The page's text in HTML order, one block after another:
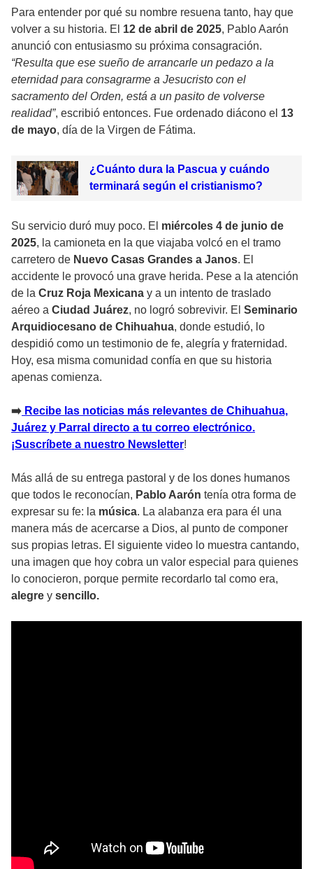
Para entender por qué su nombre resuena tanto, hay que
volver a su historia. El 12 de abril de 2025, Pablo Aarón
anunció con entusiasmo su próxima consagración.
“Resulta que ese sueño de arrancarle un pedazo a la
eternidad para consagrarme a Jesucristo con el
sacramento del Orden, está a un pasito de volverse
realidad”, escribió entonces. Fue ordenado diácono el 13
de mayo, día de la Virgen de Fátima.
¿Cuánto dura la Pascua y cuándo
terminará según el cristianismo?
Su servicio duró muy poco. El miércoles 4 de junio de
2025, la camioneta en la que viajaba volcó en el tramo
carretero de Nuevo Casas Grandes a Janos. El
accidente le provocó una grave herida. Pese a la atención
de la Cruz Roja Mexicana y a un intento de traslado
aéreo a Ciudad Juárez, no logró sobrevivir. El Seminario
Arquidiocesano de Chihuahua, donde estudió, lo
despidió como un testimonio de fe, alegría y fraternidad.
Hoy, esa misma comunidad confía en que su historia
apenas comienza.
➡️ Recibe las noticias más relevantes de Chihuahua,
Juárez y Parral directo a tu correo electrónico.
¡Suscríbete a nuestro Newsletter!
Más allá de su entrega pastoral y de los dones humanos
que todos le reconocían, Pablo Aarón tenía otra forma de
expresar su fe: la música. La alabanza era para él una
manera más de acercarse a Dios, al punto de componer
sus propias letras. El siguiente video lo muestra cantando,
una imagen que hoy cobra un valor especial para quienes
lo conocieron, porque permite recordarlo tal como era,
alegre y sencillo.